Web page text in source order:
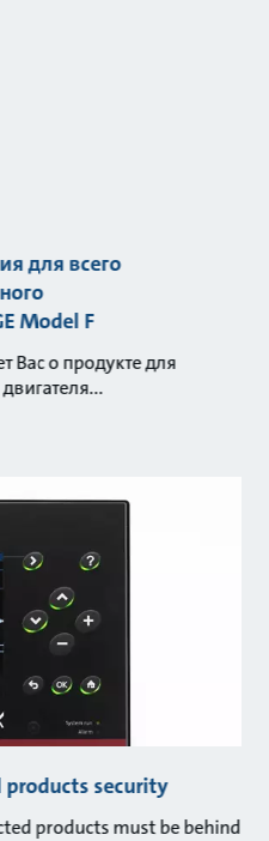
для всего
Model F
Вас о продукте для
products security
products must be behind